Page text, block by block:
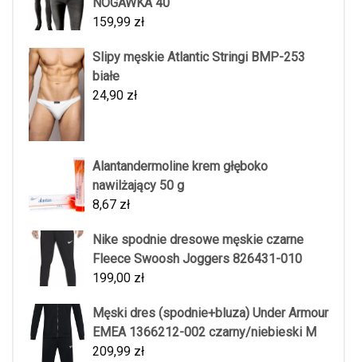
159,99 zł
Slipy męskie Atlantic Stringi BMP-253
białe
24,90 zł
Alantandermoline krem głęboko
nawilżający 50 g
8,67 zł
Nike spodnie dresowe męskie czarne
Fleece Swoosh Joggers 826431-010
199,00 zł
Męski dres (spodnie+bluza) Under Armour
EMEA 1366212-002 czarny/niebieski M
209,99 zł